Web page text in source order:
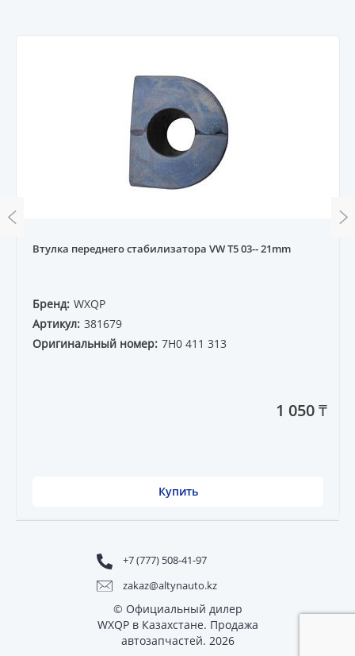
Втулка переднего стабилизатора VW T5 03-- 21mm
Бренд: WXQP
Артикул: 381679
Оригинальный номер: 7H0 411 313
1 050 ₸
Купить
+7 (777) 508-41-97
zakaz@altynauto.kz
© Официальный дилер
WXQP в Казахстане. Продажа
автозапчастей. 2026